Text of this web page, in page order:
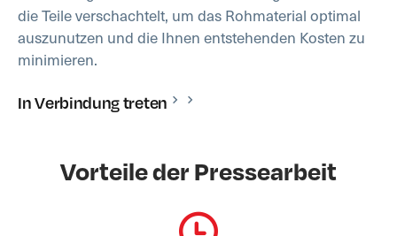
die Teile verschachtelt, um das Rohmaterial optimal
auszunutzen und die Ihnen entstehenden Kosten zu
minimieren.
In Verbindung treten
Vorteile der Pressearbeit